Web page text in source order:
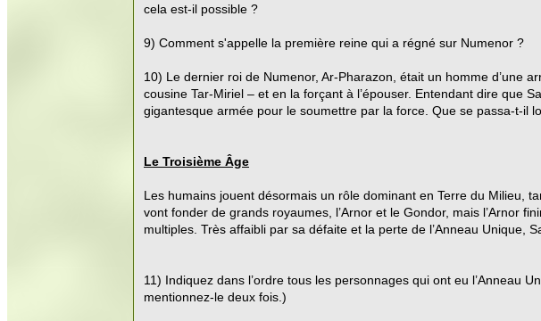
cela est-il possible ?
9) Comment s'appelle la première reine qui a régné sur Numenor ?
10) Le dernier roi de Numenor, Ar-Pharazon, était un homme d’une
cousine Tar-Miriel – et en la forçant à l’épouser. Entendant dire que
gigantesque armée pour le soumettre par la force. Que se passa-t-il
Le Troisième Âge
Les humains jouent désormais un rôle dominant en Terre du Milieu,
vont fonder de grands royaumes, l’Arnor et le Gondor, mais l’Arnor
multiples. Très affaibli par sa défaite et la perte de l’Anneau Unique,
11) Indiquez dans l’ordre tous les personnages qui ont eu l’Anneau
mentionnez-le deux fois.)